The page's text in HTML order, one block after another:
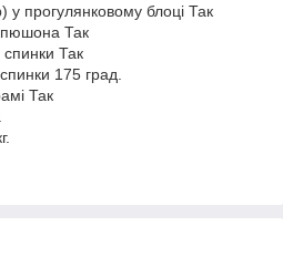
прогулянковому блоці Так
Так
Так
175 град.
Так